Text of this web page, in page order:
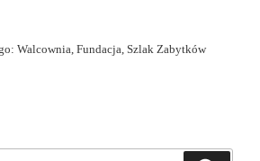
Walcownia, Fundacja, Szlak Zabytków